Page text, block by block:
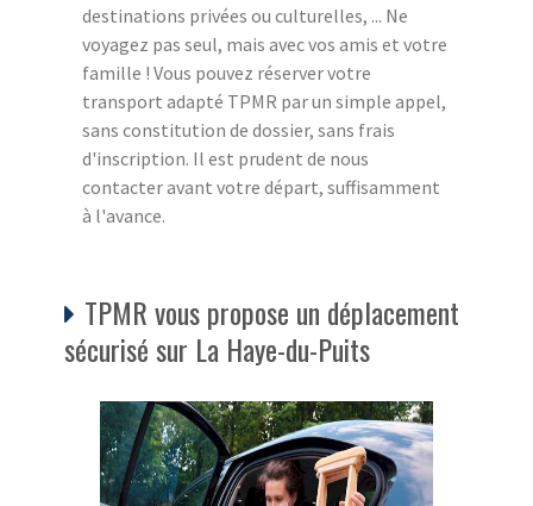
destinations privées ou culturelles, ... Ne
voyagez pas seul, mais avec vos amis et votre
famille ! Vous pouvez réserver votre
transport adapté TPMR par un simple appel,
sans constitution de dossier, sans frais
d'inscription. Il est prudent de nous
contacter avant votre départ, suffisamment
à l'avance.
TPMR vous propose un déplacement
sécurisé sur La Haye-du-Puits